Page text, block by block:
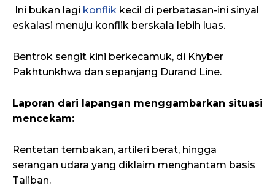
Ini bukan lagi konflik kecil di perbatasan-ini sinyal
eskalasi menuju konflik berskala lebih luas.
Bentrok sengit kini berkecamuk, di Khyber
Pakhtunkhwa dan sepanjang Durand Line.
Laporan dari lapangan menggambarkan situasi
mencekam:
Rentetan tembakan, artileri berat, hingga
serangan udara yang diklaim menghantam basis
Taliban.